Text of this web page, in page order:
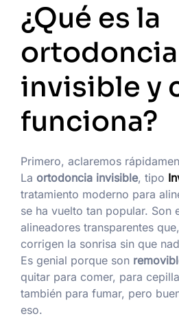
¿Qué es la
ortodoncia
invisible y
funciona?
Primero, aclaremos
La ortodoncia invisible, tipo
tratamiento moderno para
se ha vuelto tan popular. Son
alineadores transparentes
corrigen la sonrisa sin que
Es genial porque son
quitar para comer, para
también para fumar, pero
eso.